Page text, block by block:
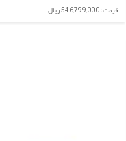
قیمت: 546,799,000 ریال